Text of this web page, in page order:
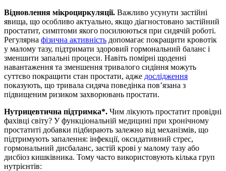
Відновлення мікроциркуляції. Важливо усунути застійні
явища, що особливо актуально, якщо діагностовано застійний
простатит, симптоми якого посилюються при сидячій роботі.
Регулярна фізична активність допомагає покращити кровотік
у малому тазу, підтримати здоровий гормональний баланс і
зменшити запальні процеси. Навіть помірні щоденні
навантаження та зменшення тривалого сидіння можуть
суттєво покращити стан простати, адже дослідження
показують, що тривала сидяча поведінка пов’язана з
підвищеним ризиком захворювань простати.
Нутрицевтична підтримка*. Чим лікують простатит провідні
фахівці світу? У функціональній медицині при хронічному
простатиті добавки підбирають залежно від механізмів, що
підтримують запалення: інфекції, оксидативний стрес,
гормональний дисбаланс, застій крові у малому тазу або
дисбіоз кишківника. Тому часто використовують кілька груп
нутрієнтів: